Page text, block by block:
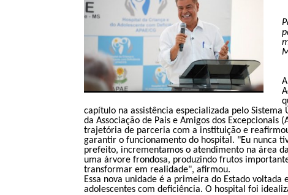
capítulo na assistência especializada pelo Sistema
da Associação de Pais e Amigos dos Excepcionais
trajetória de parceria com a instituição e
garantir o funcionamento do hospital. "Eu nunca
prefeito, incrementamos o atendimento na área
uma árvore frondosa, produzindo frutos
transformar em realidade", afirmou.
Essa nova unidade é a primeira do Estado
adolescentes com deficiência. O hospital foi